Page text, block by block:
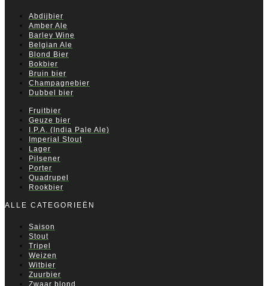
Abdijbier
Amber Ale
Barley Wine
Belgian Ale
Blond Bier
Bokbier
Bruin bier
Champagnebier
Dubbel bier
Fruitbier
Geuze bier
I.P.A. (India Pale Ale)
Imperial Stout
Lager
Pilsener
Porter
Quadrupel
Rookbier
ALLE CATEGORIEËN
Saison
Stout
Tripel
Weizen
Witbier
Zuurbier